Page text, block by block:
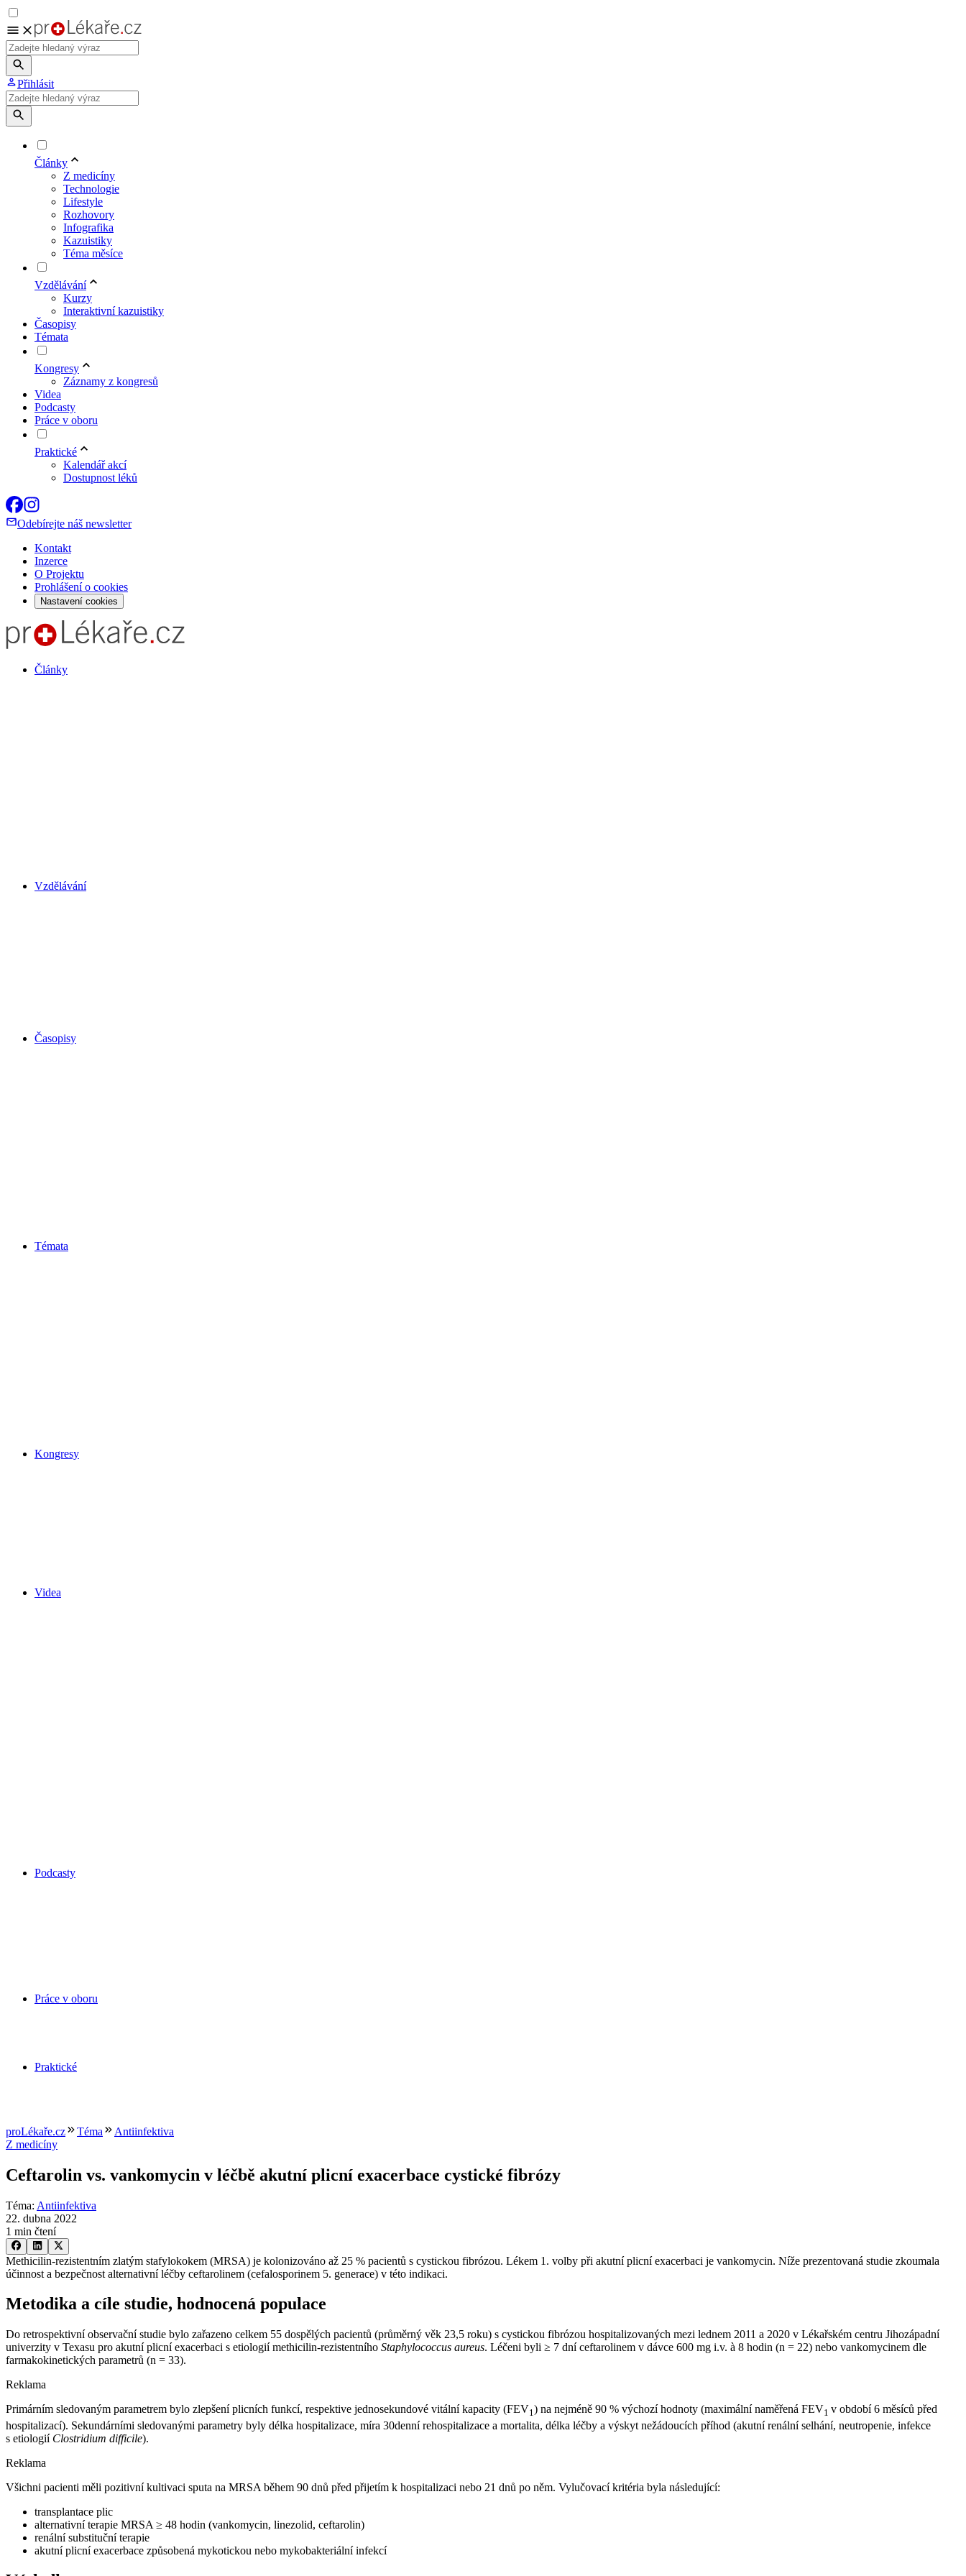
Přihlásit
Články
Z medicíny
Technologie
Lifestyle
Rozhovory
Infografika
Kazuistiky
Téma měsíce
Vzdělávání
Kurzy
Interaktivní kazuistiky
Časopisy
Témata
Kongresy
Záznamy z kongresů
Videa
Podcasty
Práce v oboru
Praktické
Kalendář akcí
Dostupnost léků
Odebírejte náš newsletter
Kontakt
Inzerce
O Projektu
Prohlášení o cookies
Nastavení cookies
Články
Vzdělávání
Časopisy
Témata
Kongresy
Videa
Podcasty
Práce v oboru
Praktické
proLékaře.cz Téma
Antiinfektiva
Z medicíny
Ceftarolin vs. vankomycin v léčbě akutní plicní exacerbace cystické fibrózy
Téma: Antiinfektiva
22. dubna 2022
1 min čtení
Methicilin-rezistentním zlatým stafylokokem (MRSA) je kolonizováno až 25 % pacientů s cystickou fibrózou. Lékem 1. volby při akutní plicní exacerbaci je vankomycin. Níže prezentovaná studie zkoumala
účinnost a bezpečnost alternativní léčby ceftarolinem (cefalosporinem 5. generace) v této indikaci.
Metodika a cíle studie, hodnocená populace
Do retrospektivní observační studie bylo zařazeno celkem 55 dospělých pacientů (průměrný věk 23,5 roku) s cystickou fibrózou hospitalizovaných mezi lednem 2011 a 2020 v Lékařském centru Jihozápadní
univerzity v Texasu pro akutní plicní exacerbaci s etiologií methicilin-rezistentního Staphylococcus aureus. Léčeni byli ≥ 7 dní ceftarolinem v dávce 600 mg i.v. à 8 hodin (n = 22) nebo vankomycinem dle
farmakokinetických parametrů (n = 33).
Reklama
Primárním sledovaným parametrem bylo zlepšení plicních funkcí, respektive jednosekundové vitální kapacity (FEV1) na nejméně 90 % výchozí hodnoty (maximální naměřená FEV1 v období 6 měsíců před
hospitalizací). Sekundárními sledovanými parametry byly délka hospitalizace, míra 30denní rehospitalizace a mortalita, délka léčby a výskyt nežádoucích příhod (akutní renální selhání, neutropenie, infekce
s etiologií Clostridium difficile).
Reklama
Všichni pacienti měli pozitivní kultivaci sputa na MRSA během 90 dnů před přijetím k hospitalizaci nebo 21 dnů po něm. Vylučovací kritéria byla následující:
transplantace plic
alternativní terapie MRSA ≥ 48 hodin (vankomycin, linezolid, ceftarolin)
renální substituční terapie
akutní plicní exacerbace způsobená mykotickou nebo mykobakteriální infekcí